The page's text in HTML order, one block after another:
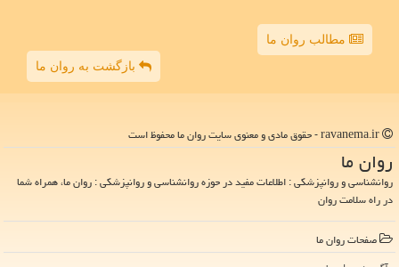
مطالب روان ما
بازگشت به روان ما
روان ما
روانشناسی و روانپزشکی : اطلاعات مفید در حوزه روانشناسی و روانپزشکی : روان ما، همراه شما
در راه سلامت روان
صفحات روان ما